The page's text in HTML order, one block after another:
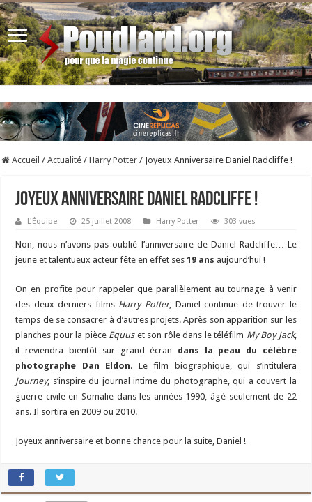
Accueil / Actualité / Harry Potter / Joyeux Anniversaire Daniel Radcliffe !
Joyeux Anniversaire Daniel Radcliffe !
L'Équipe 25 juillet 2008 Harry Potter 303 vues
Non, nous n’avons pas oublié l’anniversaire de Daniel Radcliffe… Le
jeune et talentueux acteur fête en effet ses19 ans aujourd’hui !
On en profite pour rappeler que parallèlement au tournage à venir
des deux derniers films Harry Potter, Daniel continue de trouver le
temps de se consacrer à d’autres projets. Après son apparition sur les
planches pour la pièce Equuset son rôle dans le téléfilm My Boy Jack,
il reviendra bientôt sur grand écran dans la peau du célèbre
photographe Dan Eldon. Le film biographique, qui s’intitulera
Journey, s’inspire du journal intime du photographe, qui a couvert la
guerre civile en Somalie dans les années 1990, âgé seulement de 22
ans. Il sortira en 2009 ou 2010.
Joyeux anniversaire et bonne chance pour la suite, Daniel !